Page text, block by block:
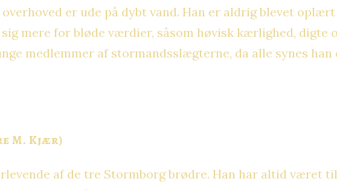
overhoved er ude på dybt vand. Han er aldrig blevet
mere for bløde værdier, såsom høvisk kærlighed,
medlemmer af stormandsslægterne, da alle synes
M. Kjær)
af de tre Stormborg brødre. Han har altid været